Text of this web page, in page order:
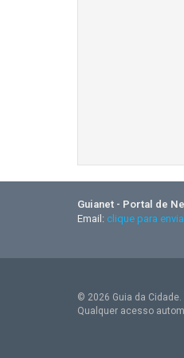
Guianet - Portal de
Email: clique para
© 2026 Guia da
Qualquer acesso